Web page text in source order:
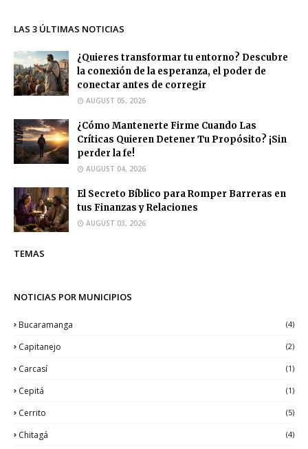
LAS 3 ÚLTIMAS NOTICIAS
¿Quieres transformar tu entorno? Descubre
la conexión de la esperanza, el poder de
conectar antes de corregir
AUGUST 05, 2026
¿Cómo Mantenerte Firme Cuando Las
Críticas Quieren Detener Tu Propósito? ¡Sin
perder la fe!
AUGUST 04, 2026
El Secreto Bíblico para Romper Barreras en
tus Finanzas y Relaciones
AUGUST 03, 2026
TEMAS
NOTICIAS POR MUNICIPIOS
Bucaramanga (4)
Capitanejo (2)
Carcasí (1)
Cepitá (1)
Cerrito (5)
Chitagá (4)